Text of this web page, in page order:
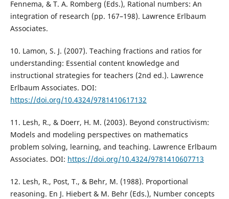
Fennema, & T. A. Romberg (Eds.), Rational numbers: An
integration of research (pp. 167–198). Lawrence Erlbaum
Associates.
10. Lamon, S. J. (2007). Teaching fractions and ratios for
understanding: Essential content knowledge and
instructional strategies for teachers (2nd ed.). Lawrence
Erlbaum Associates. DOI:
https://doi.org/10.4324/9781410617132
11. Lesh, R., & Doerr, H. M. (2003). Beyond constructivism:
Models and modeling perspectives on mathematics
problem solving, learning, and teaching. Lawrence Erlbaum
Associates. DOI: https://doi.org/10.4324/9781410607713
12. Lesh, R., Post, T., & Behr, M. (1988). Proportional
reasoning. En J. Hiebert & M. Behr (Eds.), Number concepts